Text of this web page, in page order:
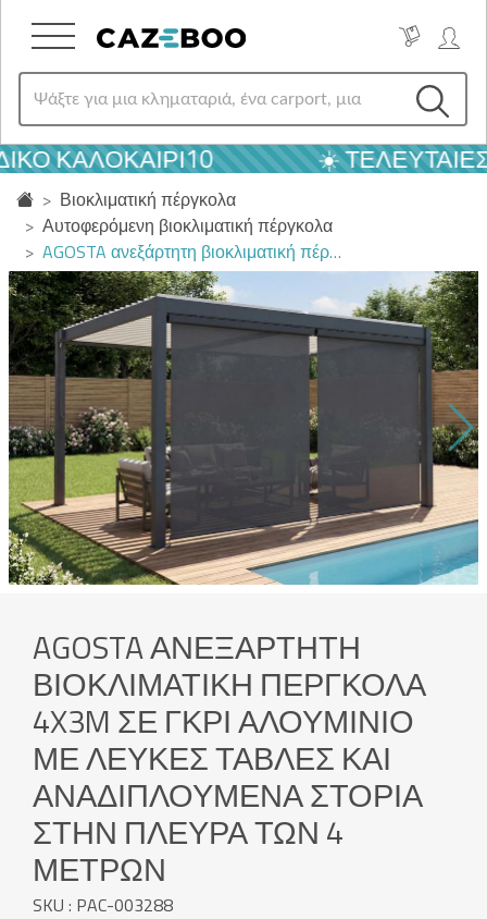
ΚΑΛΟΚΑΙΡΙ10 ☀️ ΤΕΛΕΥΤΑΊΕΣ
Βιοκλιματική πέργκολα
Αυτοφερόμενη βιοκλιματική πέργκολα
AGOSTA ανεξάρτητη βιοκλιματική πέρ…
AGOSTA ΑΝΕΞΆΡΤΗΤΗ
ΒΙΟΚΛΙΜΑΤΙΚΉ ΠΈΡΓΚΟΛΑ
4X3M ΣΕ ΓΚΡΙ ΑΛΟΥΜΊΝΙΟ
ΜΕ ΛΕΥΚΈΣ ΤΆΒΛΕΣ ΚΑΙ
ΑΝΑΔΙΠΛΟΎΜΕΝΑ ΣΤΌΡΙΑ
ΣΤΗΝ ΠΛΕΥΡΆ ΤΩΝ 4
ΜΈΤΡΩΝ
SKU : PAC-003288